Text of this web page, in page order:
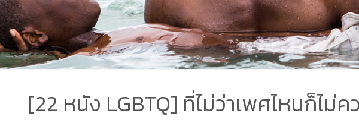
[22 หนัง LGBTQ] ที่ไม่ว่าเพศไหนก็ไม่